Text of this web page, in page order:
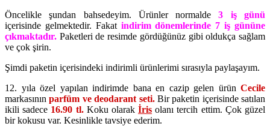
Öncelikle şundan bahsedeyim. Ürünler normalde3 iş günü
içerisinde gelmektedir. Fakat indirim dönemlerinde 7 iş gününe
çıkmaktadır. Paketleri de resimde gördüğünüz gibi oldukça sağlam
ve çok şirin.
Şimdi paketin içerisindeki indirimli ürünlerimi sırasıyla paylaşayım.
12. yıla özel yapılan indirimde bana en cazip gelen ürün Cecile
markasınınparfüm ve deodarant seti. Bir paketin içerisinde satılan
ikili sadece 16.90 tl.Koku olarakİris olanı tercih ettim. Çok güzel
bir kokusu var. Kesinlikle tavsiye ederim.